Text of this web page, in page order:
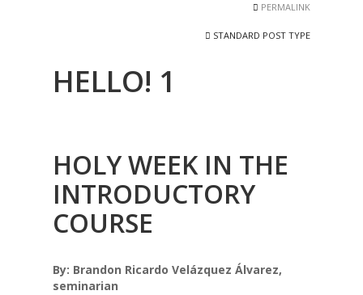
PERMALINK
STANDARD POST TYPE
HELLO! 1
HOLY WEEK IN THE
INTRODUCTORY
COURSE
By: Brandon Ricardo Velázquez Álvarez,
seminarian